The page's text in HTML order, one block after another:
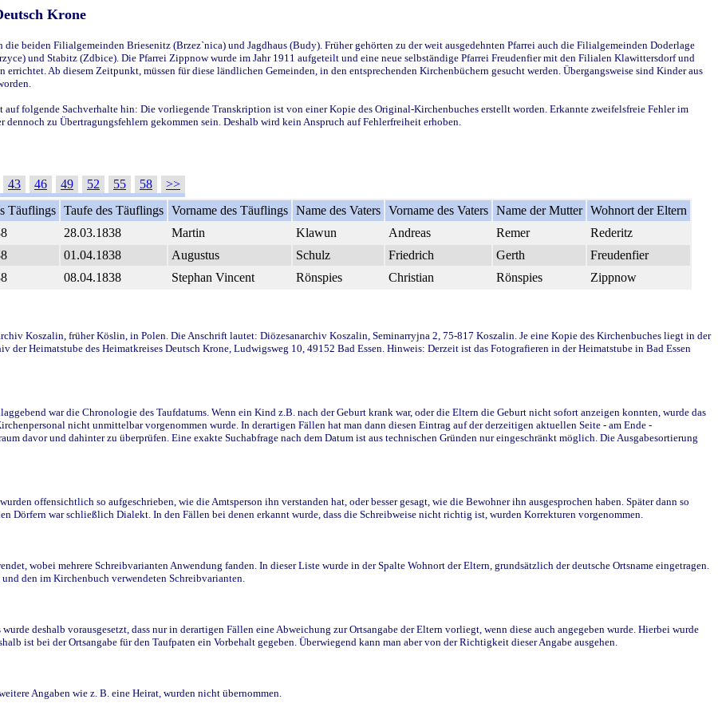
Krone
beiden Filialgemeinden Briesenitz (Brzez`nica) und Jagdhaus (Budy). Früher gehörten zu der weit ausgedehnten Pfarrei auch die Filialgemeinden Doderlage
und Stabitz (Zdbice). Die Pfarrei Zippnow wurde im Jahr 1911 aufgeteilt und eine neue selbständige Pfarrei Freudenfier mit den Filialen Klawittersdorf und
Ab diesem Zeitpunkt, müssen für diese ländlichen Gemeinden, in den entsprechenden Kirchenbüchern gesucht werden. Übergangsweise sind Kinder aus
auf folgende Sachverhalte hin: Die vorliegende Transkription ist von einer Kopie des Original-Kirchenbuches erstellt worden. Erkannte zweifelsfreie Fehler im
zu Übertragungsfehlern gekommen sein. Deshalb wird kein Anspruch auf Fehlerfreiheit erhoben.
43 46 49 52 55 58
>>
Täuflings Taufe des Täuflings Vorname des Täuflings Name des Vaters Vorname des Vaters Name der Mutter Wohnort der Eltern
28.03.1838 Martin Klawun Andreas Remer
Rederitz
01.04.1838 Augustus Schulz Friedrich Gerth
Freudenfier
08.04.1838 Stephan Vincent Rönspies Christian Rönspies Zippnow
Koszalin, früher Köslin, in Polen. Die Anschrift lautet: Diözesanarchiv Koszalin, Seminarryjna 2, 75-817 Koszalin. Je eine Kopie des Kirchenbuches liegt in der
der Heimatstube des Heimatkreises Deutsch Krone, Ludwigsweg 10, 49152 Bad Essen. Hinweis: Derzeit ist das Fotografieren in der Heimatstube in Bad Essen
war die Chronologie des Taufdatums. Wenn ein Kind z.B. nach der Geburt krank war, oder die Eltern die Geburt nicht sofort anzeigen konnten, wurde das
nicht unmittelbar vorgenommen wurde. In derartigen Fällen hat man dann diesen Eintrag auf der derzeitigen aktuellen Seite - am Ende -
davor und dahinter zu überprüfen. Eine exakte Suchabfrage nach dem Datum ist aus technischen Gründen nur eingeschränkt möglich. Die Ausgabesortierung
offensichtlich so aufgeschrieben, wie die Amtsperson ihn verstanden hat, oder besser gesagt, wie die Bewohner ihn ausgesprochen haben. Später dann so
Dörfern war schließlich Dialekt. In den Fällen bei denen erkannt wurde, dass die Schreibweise nicht richtig ist, wurden Korrekturen vorgenommen.
wobei mehrere Schreibvarianten Anwendung fanden. In dieser Liste wurde in der Spalte Wohnort der Eltern, grundsätzlich der deutsche Ortsname eingetragen.
den im Kirchenbuch verwendeten Schreibvarianten.
deshalb vorausgesetzt, dass nur in derartigen Fällen eine Abweichung zur Ortsangabe der Eltern vorliegt, wenn diese auch angegeben wurde. Hierbei wurde
ist bei der Ortsangabe für den Taufpaten ein Vorbehalt gegeben. Überwiegend kann man aber von der Richtigkeit dieser Angabe ausgehen.
Angaben wie z. B. eine Heirat, wurden nicht übernommen.